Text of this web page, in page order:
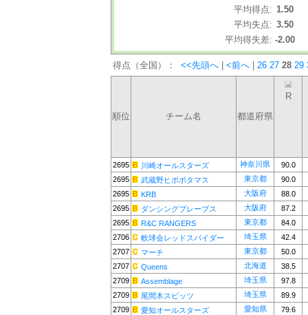
平均得点: 1.50
平均失点: 3.50
平均得失差: -2.00
得点（全国）： <<先頭へ <前へ 26 27 28 29
順位 チーム名 都道府県
R
2695 川崎オールスターズ 神奈川県
90.0
2695
武蔵野ヒポポタマス 東京都
90.0
2695
KRB 大阪府
88.0
2695
ダンシングブレーブス 大阪府
87.2
2695
R&C RANGERS 東京都
84.0
2706
軟球会レッドスパイダー 埼玉県
42.4
2707
マーチ 東京都
50.0
2707
Queens 北海道
38.5
2709
Assemblage 埼玉県
97.8
2709
尾間木スピッツ 埼玉県
89.9
2709
愛知オールスターズ 愛知県
79.6